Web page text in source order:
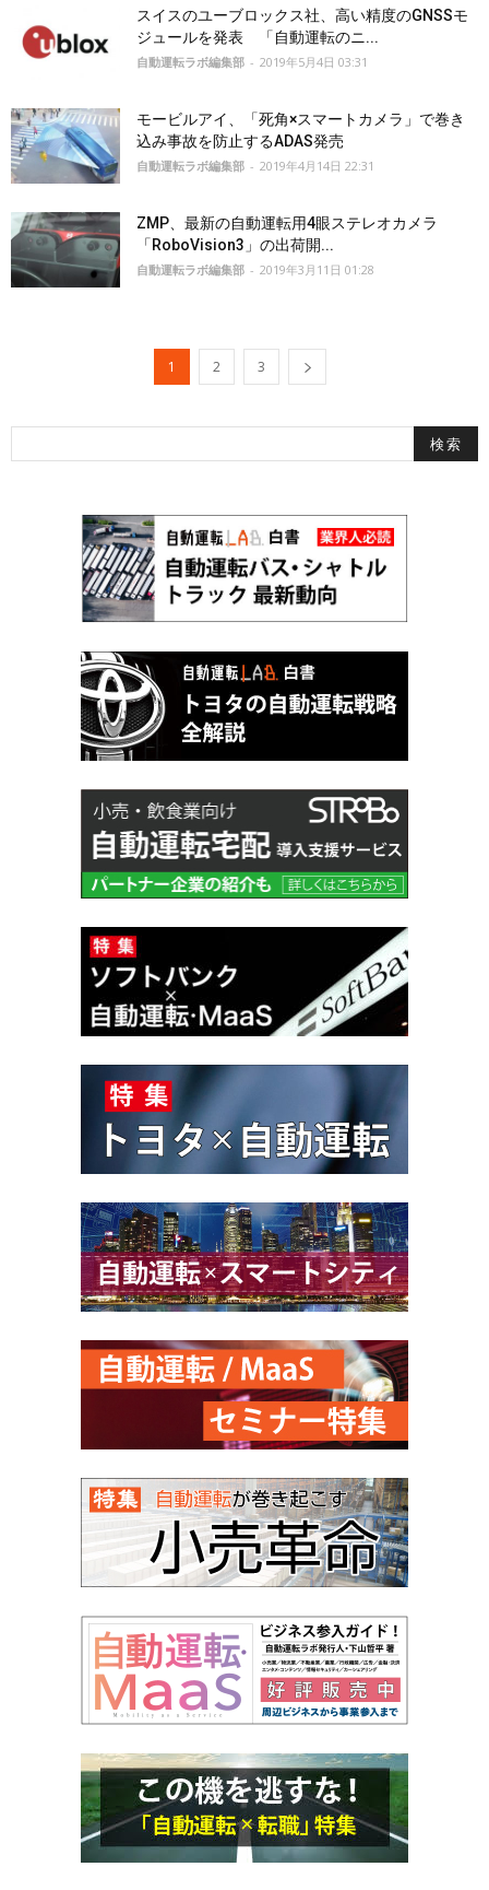
スイスのユーブロックス社、高い精度のGNSSモ
ジュールを発表 「自動運転のニ...
自動運転ラボ編集部 - 2019年5月4日 03:31
モービルアイ、「死角×スマートカメラ」で巻き
込み事故を防止するADAS発売
自動運転ラボ編集部 - 2019年4月14日 22:31
ZMP、最新の自動運転用4眼ステレオカメラ
「RoboVision3」の出荷開...
自動運転ラボ編集部 - 2019年3月11日 01:28
1 2 3